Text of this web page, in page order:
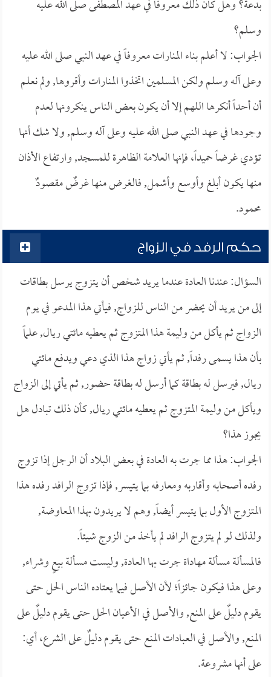
بدعة؟ وهل كان ذلك معروفاً في عهد المصطفى صلى الله عليه
وسلم؟
الجواب: لا أعلم بناء المنارات معروفاً في عهد النبي صلى الله عليه
وعلى آله وسلم ولكن المسلمين اتخذوا المنارات وأقروها, ولم نعلم
أن أحداً أنكرها اللهم إلا أن يكون بعض الناس ينكرونها لعدم
وجودها في عهد النبي صلى الله عليه وعلى آله وسلم, ولا شك أنها
تؤدي غرضاً حميداً، فإنها العلامة الظاهرة للمسجد, وارتفاع الأذان
منها يكون أبلغ وأوسع وأشمل, فالغرض منها غرضٌ مقصودٌ
محمود.
حكم الرفد في الزواج
السؤال: عندنا العادة عندما يريد شخص أن يتزوج يرسل بطاقات
إلى من يريد أن يحضر من الناس للزواج, فيأتي هذا المدعو في يوم
الزواج ثم يأكل من وليمة هذا المتزوج ثم يعطيه مائتي ريال, علماً
بأن هذا يسمى رفداً, ثم يأتي زواج هذا الذي دعي ويدفع مائتي
ريال, فيرسل له بطاقة كما أرسل له بطاقة حضور, ثم يأتي إلى الزواج
ويأكل من وليمة المتزوج ثم يعطيه مائتي ريال, كأن ذلك تبادل هل
يجوز هذا؟
الجواب: هذا مما جرت به العادة في بعض البلاد أن الرجل إذا تزوج
رفده أصحابه وأقاربه ومعارفه بما يتيسر, فإذا تزوج الرافد رفده هذا
المتزوج الأول بما يتيسر أيضاً, وهم لا يريدون بهذا المعاوضة,
ولذلك لو لم يتزوج الرافد لم يأخذ من الزوج شيئاً.
فالمسألة مسألة مهاداة جرت بها العادة, وليست مسألة بيعٍ وشراء,
وعلى هذا فيكون جائزاً؛ لأن الأصل فيما يعتاده الناس الحل حتى
يقوم دليلٌ على المنع, والأصل في الأعيان الحل حتى يقوم دليلٌ على
المنع, والأصل في العبادات المنع حتى يقوم دليلٌ على الشرع، أي:
على أنها مشروعة.